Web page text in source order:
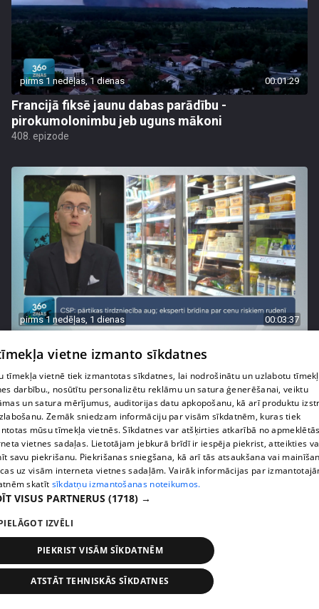
pirms 1 nedēļas, 1 dienas 00:01:29
Francijā fiksē jaunu dabas parādību -
pirokumolonimbu jeb uguns mākoni
408. epizode
pirms 1 nedēļas, 1 dienas 00:03:37
tiešām samazina kopējo čeku?
408. epizode
Latvijā pirmajā Simulāciju centrā mediķi trenēsies
glābt dzīvības
vietne izmanto sīkdatnes
tīmekļa vietnē tiek izmantotas sīkdatnes, lai nodrošinātu un uzlabotu
darbību., nosūtītu personalizētu reklāmu un satura ģenerēšanai, veiktu
un satura mērījumus, auditorijas datu apkopošanu, kā arī produktu
Zemāk sniedzam informāciju par visām sīkdatnēm, kuras tiek
mūsu tīmekļa vietnēs. Sīkdatnes var atšķirties atkarībā no
vietnes sadaļas. Lietotājam jebkurā brīdī ir iespēja piekrist, atteikties
savu piekrišanu. Piekrišanas sniegšana, kā arī tās atsaukšana vai
uz visām interneta vietnes sadaļām. Vairāk informācijas par
skatīt sīkdatņu izmantošanas noteikumos.
VISUS PARTNERUS (1718) →
IZVĒLI
PIEKRIST VISĀM SĪKDATNĒM
ATSTĀT TEHNISKĀS SĪKDATNES